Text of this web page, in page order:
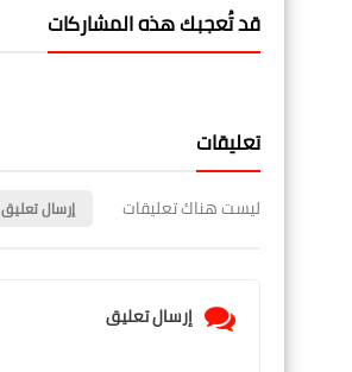
قد تُعجبك هذه المشاركات
تعليقات
ليست هناك تعليقات إرسال تعليق
إرسال تعليق